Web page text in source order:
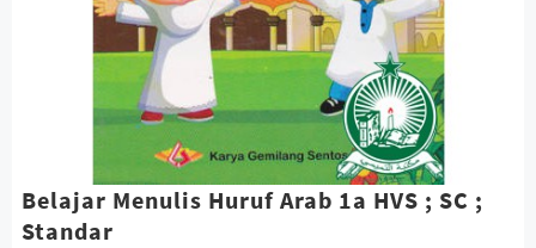
Belajar Menulis Huruf Arab 1a HVS ; SC ;
Standar